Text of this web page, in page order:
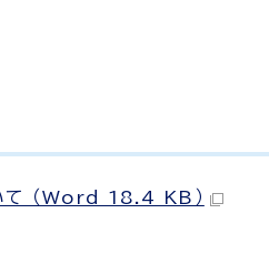
いて （Word 18.4 KB）